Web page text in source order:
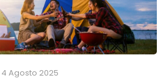
4 Agosto 2025